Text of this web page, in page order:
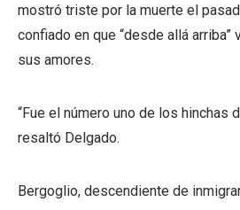
mostró triste por la muerte el
confiado en que “desde allá arriba”
sus amores.
“Fue el número uno de los hinchas
resaltó Delgado.
Bergoglio, descendiente de